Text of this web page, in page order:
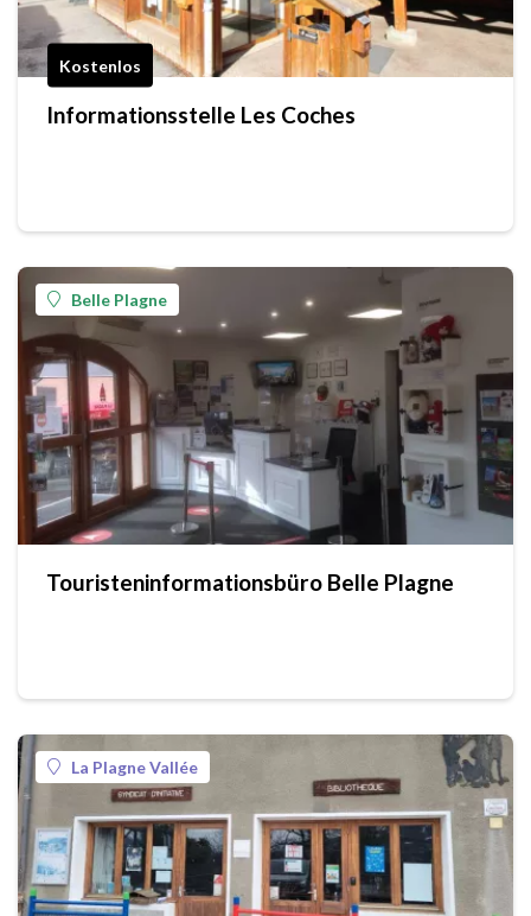
Kostenlos
Informationsstelle Les Coches
Belle Plagne
Touristeninformationsbüro Belle Plagne
La Plagne Vallée